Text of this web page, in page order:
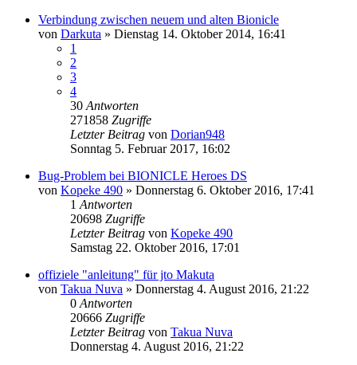
Verbindung zwischen neuem und alten Bionicle
von Darkuta » Dienstag 14. Oktober 2014, 16:41
1
2
3
4
30 Antworten
271858 Zugriffe
Letzter Beitrag von Dorian948
Sonntag 5. Februar 2017, 16:02
Bug-Problem bei BIONICLE Heroes DS
von Kopeke 490 » Donnerstag 6. Oktober 2016, 17:41
1 Antworten
20698 Zugriffe
Letzter Beitrag von Kopeke 490
Samstag 22. Oktober 2016, 17:01
offiziele "anleitung" für jto Makuta
von Takua Nuva » Donnerstag 4. August 2016, 21:22
0 Antworten
20666 Zugriffe
Letzter Beitrag von Takua Nuva
Donnerstag 4. August 2016, 21:22